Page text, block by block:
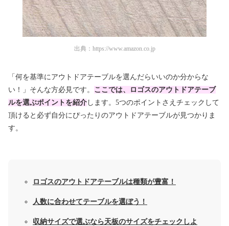
出典： https://www.amazon.co.jp
「何を基準にアウトドアテーブルを選んだらいいのか分からな
い！」そんな方必見です。 ここでは、ロゴスのアウトドアテーブ
ルを選ぶポイントを紹介 します。5つのポイントさえチェックして
頂けると必ず自分にぴったりのアウトドアテーブルが見つかりま
す。
ロゴスのアウトドアテーブルは種類が豊富！
人数に合わせてテーブルを選ぼう！
収納サイズで選ぶなら天板のサイズをチェックしよ